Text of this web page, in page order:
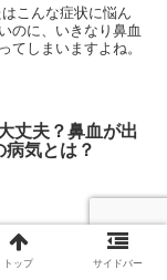
こんな症状に悩ん
のに、いきなり鼻血
てしまいますよね。
丈夫？鼻血が出
気とは？
く出る…」 あなた
トップ サイドバー